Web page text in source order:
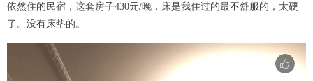
依然住的民宿，这套房子430元/晚，床是我住过的最不舒服的，太硬
了。没有床垫的。